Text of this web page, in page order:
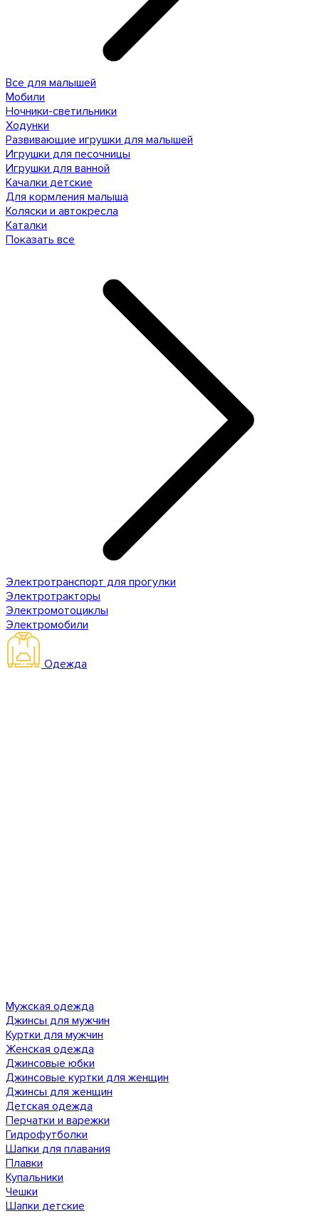
Все для малышей
Мобили
Ночники-светильники
Ходунки
Развивающие игрушки для малышей
Игрушки для песочницы
Игрушки для ванной
Качалки детские
Для кормления малыша
Коляски и автокресла
Каталки
Показать все
Электротранспорт для прогулки
Электротракторы
Электромотоциклы
Электромобили
Одежда
Мужская одежда
Джинсы для мужчин
Куртки для мужчин
Женская одежда
Джинсовые юбки
Джинсовые куртки для женщин
Джинсы для женщин
Детская одежда
Перчатки и варежки
Гидрофутболки
Шапки для плавания
Плавки
Купальники
Чешки
Шапки детские